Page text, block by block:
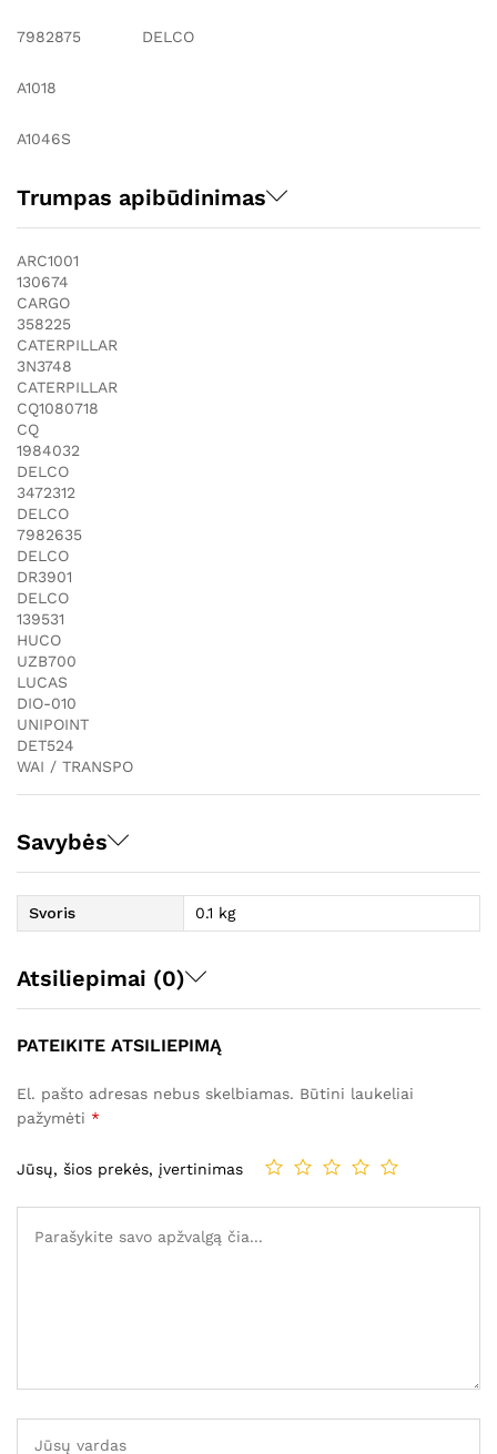
7982875 DELCO
A1018
A1046S
Trumpas apibūdinimas
ARC1001
130674
CARGO
358225
CATERPILLAR
3N3748
CATERPILLAR
CQ1080718
CQ
1984032
DELCO
3472312
DELCO
7982635
DELCO
DR3901
DELCO
139531
HUCO
UZB700
LUCAS
DIO-010
UNIPOINT
DET524
WAI / TRANSPO
Savybės
Svoris 0.1 kg
Atsiliepimai (0)
PATEIKITE ATSILIEPIMĄ
El. pašto adresas nebus skelbiamas. Būtini laukeliai
pažymėti *
Jūsų, šios prekės, įvertinimas